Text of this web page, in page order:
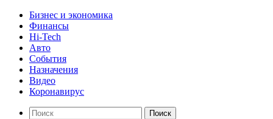
Бизнес и экономика
Финансы
Hi-Tech
Авто
События
Назначения
Видео
Коронавирус
Поиск